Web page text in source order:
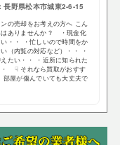
長野県松本市城東2-6-15
の売却をお考えの方へ こん
はありませんか？ ・現金化
・・ ・忙しいので時間をか
（内覧の対応など）・・ ・
たい・・ ・近所に知られた
・ ☟ それなら買取がおすす
部屋が傷んでいても大丈夫で